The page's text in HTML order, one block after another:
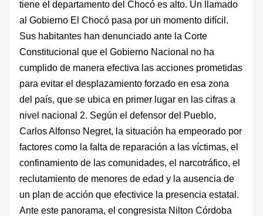
tiene el departamento del Chocó es alto. Un llamado
al Gobierno El Chocó pasa por un momento difícil.
Sus habitantes han denunciado ante la Corte
Constitucional que el Gobierno Nacional no ha
cumplido de manera efectiva las acciones prometidas
para evitar el desplazamiento forzado en esa zona
del país, que se ubica en primer lugar en las cifras a
nivel nacional 2. Según el defensor del Pueblo,
Carlos Alfonso Negret, la situación ha empeorado por
factores como la falta de reparación a las víctimas, el
confinamiento de las comunidades, el narcotráfico, el
reclutamiento de menores de edad y la ausencia de
un plan de acción que efectivice la presencia estatal.
Ante este panorama, el congresista Nilton Córdoba